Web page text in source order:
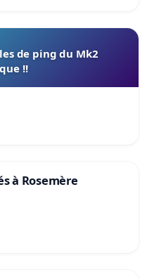
de ping du Mk2
!!
à Rosemère